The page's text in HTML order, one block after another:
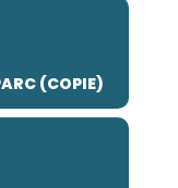
(COPIE)